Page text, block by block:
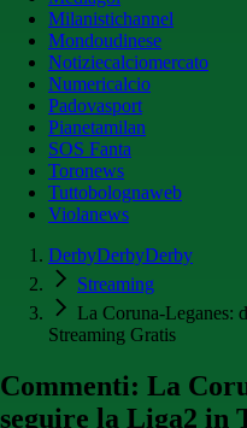
Milanistichannel
Mondoudinese
Notiziecalciomercato
Numericalcio
Padovasport
Pianetamilan
SOS Fanta
Toronews
Tuttobolognaweb
Violanews
DerbyDerbyDerby
Streaming
La Coruna-Leganes:
Streaming Gratis
Commenti: La
seguire la Liga2 in